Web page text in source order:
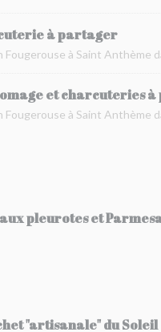
à partager
Fougerouse à Saint Anthème
et charcuteries
Fougerouse à Saint Anthème
pleurotes et
"artisanale" du Soleil